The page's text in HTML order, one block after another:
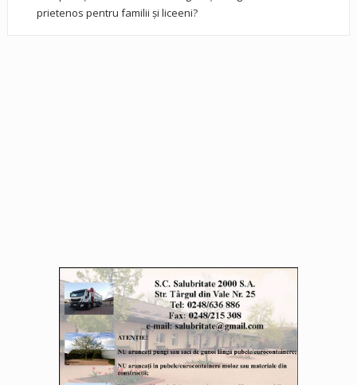
prietenos pentru familii și liceeni?